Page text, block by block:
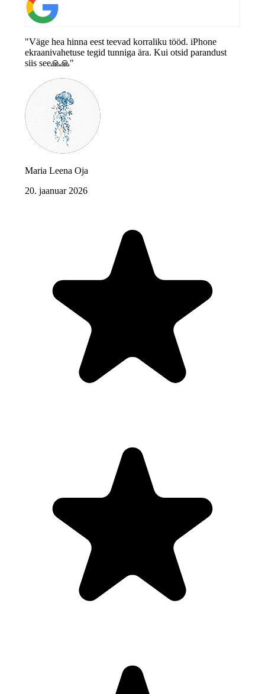
"Väge hea hinna eest teevad korraliku tööd. iPhone
ekraanivahetuse tegid tunniga ära. Kui otsid parandust
siis see🙏🙏"
Maria Leena Oja
20. jaanuar 2026